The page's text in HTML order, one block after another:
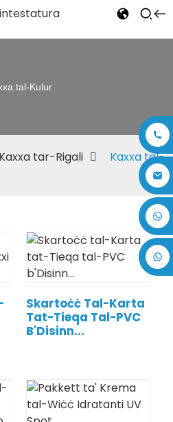
tal-Kulur
Kaxxa tar-Rigali
Kaxxa tal-
Skartoċċ Tal-Karta
Tat-Tieqa Tal-PVC
B'Disinn...